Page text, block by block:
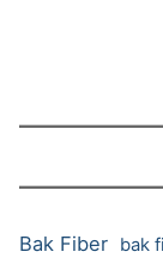
Bak Fiber bak